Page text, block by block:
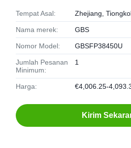
Tempat Asal: Zhejiang,
Nama merek: GBS
Nomor Model: GBSFP38450U
Jumlah Pesanan
Minimum:
1
Harga: €4,006.25-
Kirim